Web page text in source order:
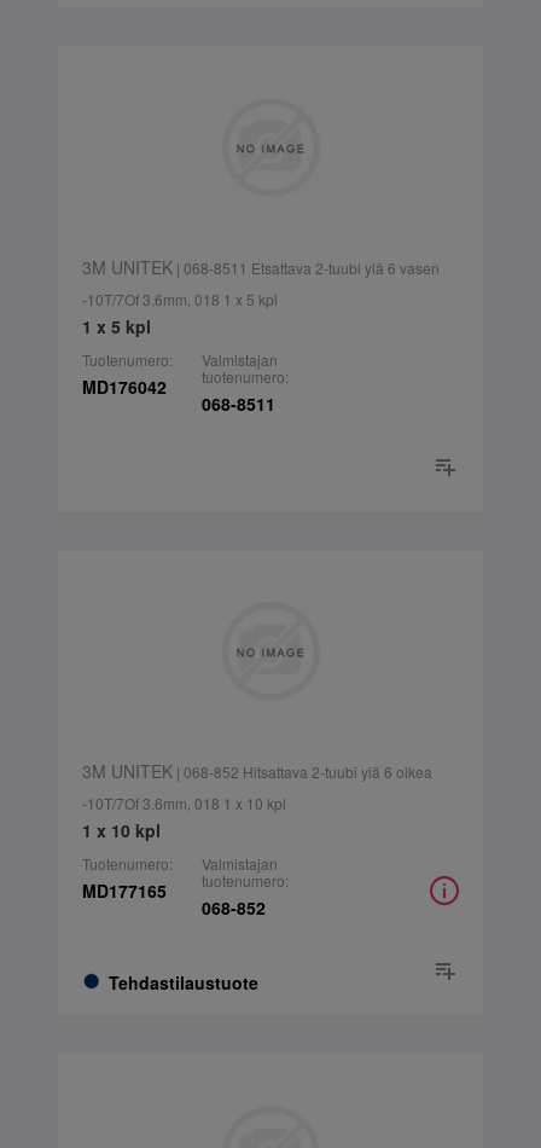
3M UNITEK| 068-8511 Etsattava 2-tuubi ylä 6 vasen
-10T/7Of 3,6mm, 018 1 x 5 kpl
1 x 5 kpl
Tuotenumero:
MD176042
Valmistajan
tuotenumero:
068-8511
3M UNITEK| 068-852 Hitsattava 2-tuubi ylä 6 oikea
-10T/7Of 3.6mm, 018 1 x 10 kpl
1 x 10 kpl
Tuotenumero:
MD177165
Tehdastilaustuote
Valmistajan
tuotenumero:
068-852